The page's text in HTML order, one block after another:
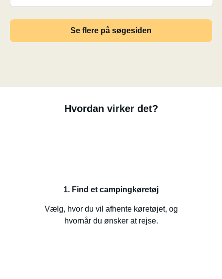
Se flere på søgesiden
Hvordan virker det?
1. Find et campingkøretøj
Vælg, hvor du vil afhente køretøjet, og
hvornår du ønsker at rejse.